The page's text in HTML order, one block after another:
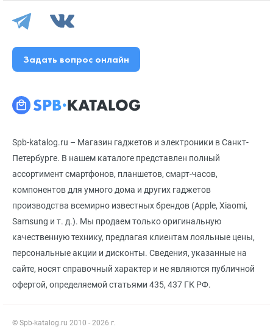
Spb-katalog.ru – Магазин гаджетов и электроники в Санкт-
Петербурге. В нашем каталоге представлен полный
ассортимент смартфонов, планшетов, смарт-часов,
компонентов для умного дома и других гаджетов
производства всемирно известных брендов (Apple, Xiaomi,
Samsung и т. д.). Мы продаем только оригинальную
качественную технику, предлагая клиентам лояльные цены,
персональные акции и дисконты. Сведения, указанные на
сайте, носят справочный характер и не являются публичной
офертой, определяемой статьями 435, 437 ГК РФ.
© Spb-katalog.ru 2010 - 2026 г.
Задать вопрос онлайн